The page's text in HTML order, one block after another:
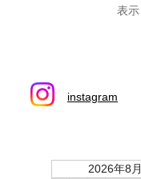
表示
instagram
2026年8月